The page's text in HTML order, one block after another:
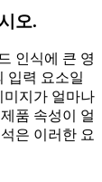
오.
인식에 큰 영
입력 요소일
미지가 얼마나
품 속성이 얼
은 이러한 요